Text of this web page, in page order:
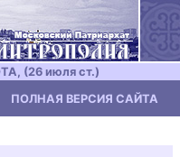
(26 июля ст.)
ПОЛНАЯ ВЕРСИЯ САЙТА